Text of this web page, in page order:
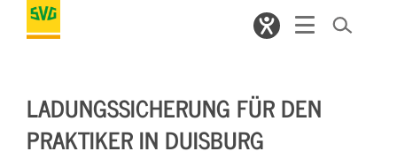
LADUNGSSICHERUNG FÜR DEN
PRAKTIKER IN DUISBURG